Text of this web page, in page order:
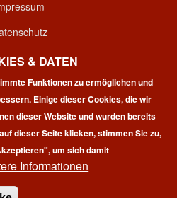
Kontakt
Login
Club Deutschland e.V. | All
reserved.
& DATEN
Funktionen zu ermöglichen und
Einige dieser Cookies, die wir
dieser Website und wurden bereits
dieser Seite klicken, stimmen Sie zu,
um sich damit
Informationen